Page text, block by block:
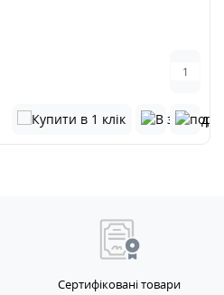
Сертифіковані товари